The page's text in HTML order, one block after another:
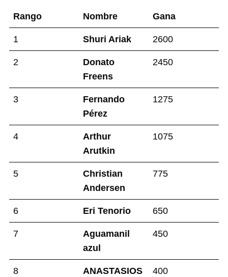
Rango Nombre Gana
1 Shuri Ariak 2600
2
Donato
Freens
2450
3
Fernando
Pérez
1275
4
Arthur
Arutkin
1075
5
Christian
Andersen
775
6 Eri Tenorio 650
7
Aguamanil
azul
450
8
ANASTASIOS
400